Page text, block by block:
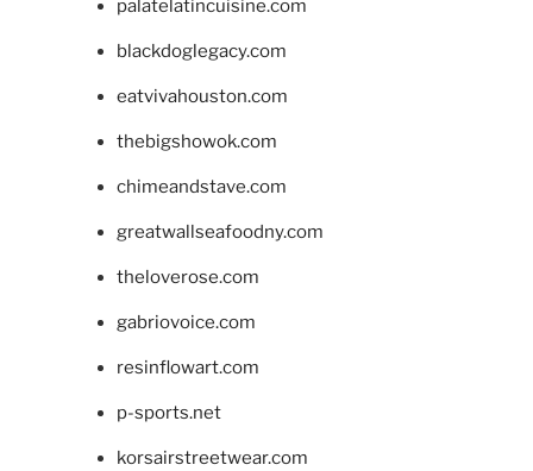
palatelatincuisine.com
blackdoglegacy.com
eatvivahouston.com
thebigshowok.com
chimeandstave.com
greatwallseafoodny.com
theloverose.com
gabriovoice.com
resinflowart.com
p-sports.net
korsairstreetwear.com